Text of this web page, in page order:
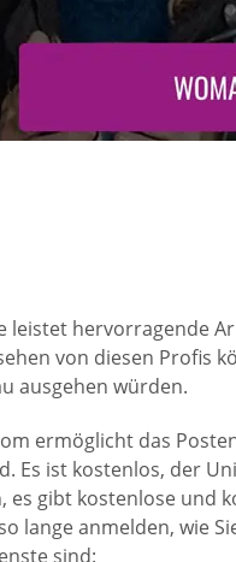
leistet hervorragende
von diesen Profis
ausgehen würden.
ermöglicht das
Es ist kostenlos, der
es gibt kostenlose und
lange anmelden, wie
sind: